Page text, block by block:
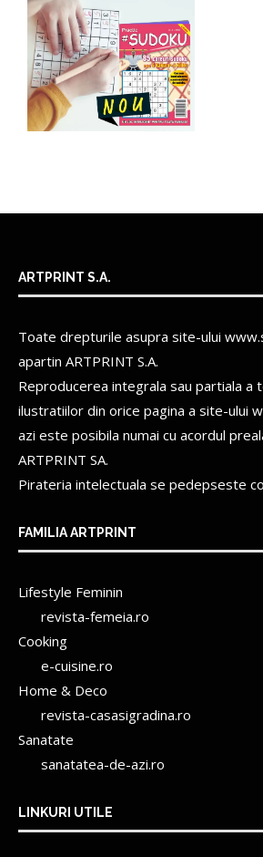
ARTPRINT S.A.
Toate drepturile asupra site-ului
apartin ARTPRINT S.A.
Reproducerea integrala sau partiala a
ilustratiilor din orice pagina a site-ului
azi este posibila numai cu acordul
ARTPRINT SA.
Pirateria intelectuala se pedepseste
FAMILIA ARTPRINT
Lifestyle Feminin
revista-femeia.ro
Cooking
e-cuisine.ro
Home & Deco
revista-casasigradina.ro
Sanatate
sanatatea-de-azi.ro
LINKURI UTILE